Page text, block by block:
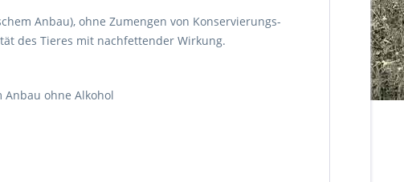
Anbau), ohne Zumengen von Konservierungs­
des Tieres mit nachfettender Wirkung.
ohne Alkohol